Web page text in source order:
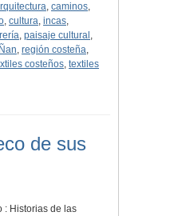
, caminos,
, cultura, incas,
, paisaje cultural ,
, región costeña,
costeños, textiles
de sus
: Historias de las